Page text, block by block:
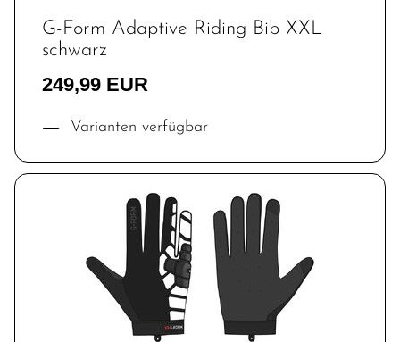
G-Form Adaptive Riding Bib XXL
schwarz
249,99 EUR
Varianten verfügbar